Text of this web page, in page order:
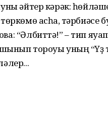
әйтер кәрәк:
төркөмө асһаҡ,
“Әлбиттә!” – тип
тороуы уның “Үҙ